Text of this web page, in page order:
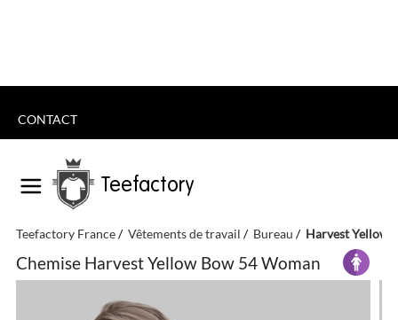
CONTACT
Teefactory
Teefactory France Vêtements de travail Bureau Harvest Yellow
Chemise Harvest Yellow Bow 54 Woman